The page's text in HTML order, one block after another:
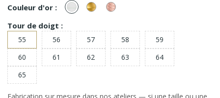
Couleur d'or : or
Blanc
or
Jaune
or
Rose
Tour de doigt :
55 56 57 58
59
60
61 62 63
64
65